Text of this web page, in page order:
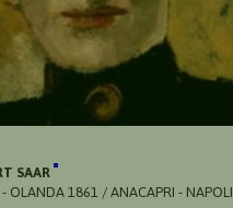
SAAR
OLANDA 1861 / ANACAPRI - NAPOLI